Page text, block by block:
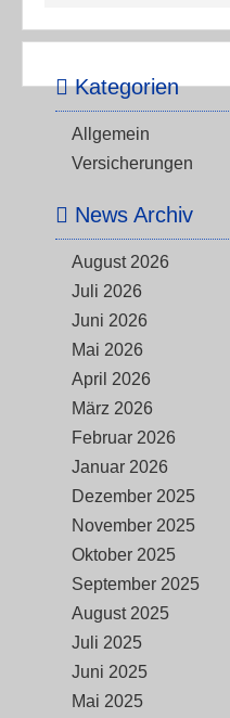
Kategorien
Allgemein
Versicherungen
News Archiv
August 2026
Juli 2026
Juni 2026
Mai 2026
April 2026
März 2026
Februar 2026
Januar 2026
Dezember 2025
November 2025
Oktober 2025
September 2025
August 2025
Juli 2025
Juni 2025
Mai 2025